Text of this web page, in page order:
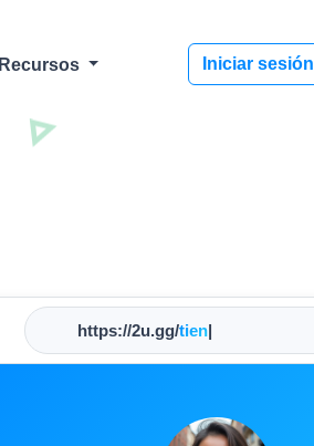
Recursos Iniciar sesión
https://2u.gg/nombr